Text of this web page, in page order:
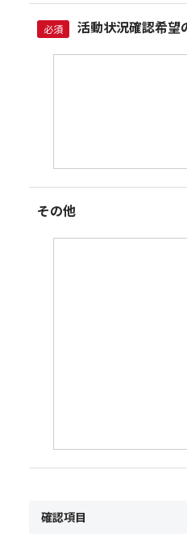
必須 活動状況確認希望
その他
確認項目